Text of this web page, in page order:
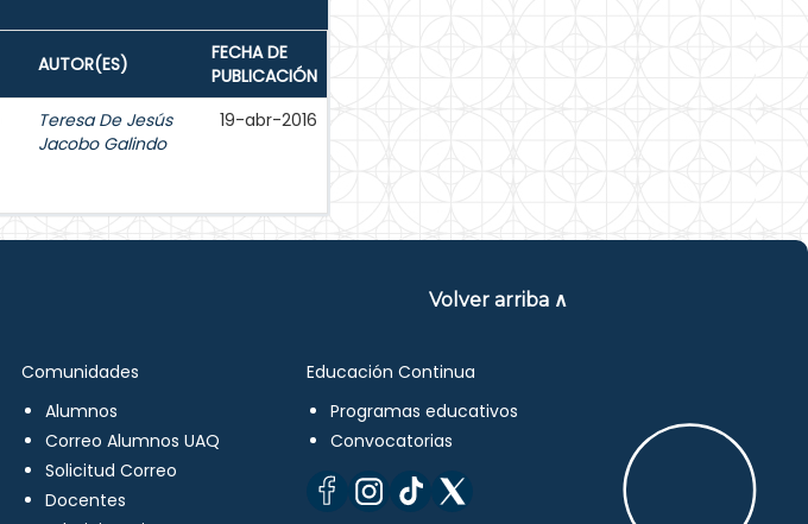
AUTOR(ES)
FECHA DE
PUBLICACIÓN
Teresa De Jesús
Jacobo Galindo
19-abr-2016
Volver arriba ∧
Comunidades
Alumnos
Correo Alumnos UAQ
Solicitud Correo
Docentes
Educación Continua
Programas educativos
Convocatorias